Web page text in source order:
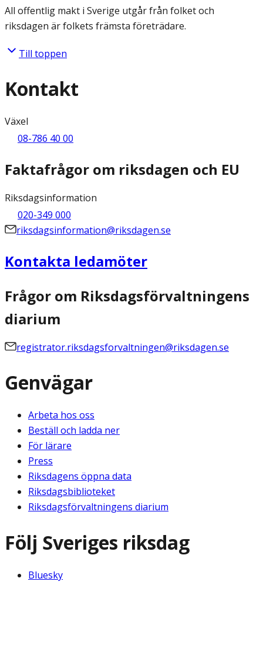
All offentlig makt i Sverige utgår från folket och
riksdagen är folkets främsta företrädare.
Till toppen
Kontakt
Växel
08-786 40 00
Faktafrågor om riksdagen och EU
Riksdagsinformation
020-349 000
riksdagsinformation@riksdagen.se
Kontakta ledamöter
Frågor om Riksdagsförvaltningens
diarium
registrator.riksdagsforvaltningen@riksdagen.se
Genvägar
Arbeta hos oss
Beställ och ladda ner
För lärare
Press
Riksdagens öppna data
Riksdagsbiblioteket
Riksdagsförvaltningens diarium
Följ Sveriges riksdag
Bluesky